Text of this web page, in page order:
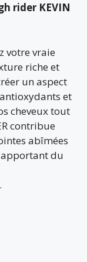
rider KEVIN
votre vraie
riche et
un aspect
et
cheveux tout
contribue
abîmées
apportant du